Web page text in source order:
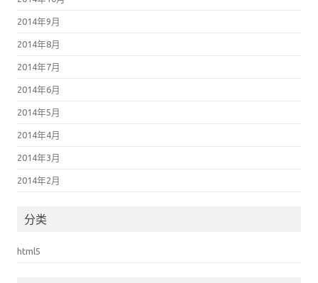
2014年9月
2014年8月
2014年7月
2014年6月
2014年5月
2014年4月
2014年3月
2014年2月
分类
html5